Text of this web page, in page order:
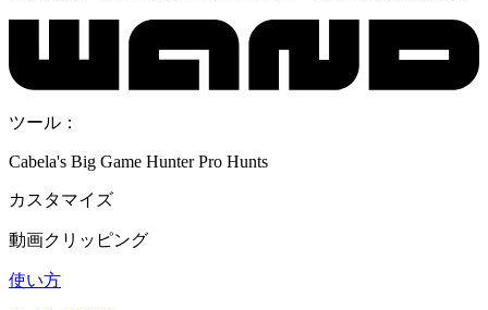
ツール：
Cabela's Big Game Hunter Pro Hunts
カスタマイズ
動画クリッピング
使い方